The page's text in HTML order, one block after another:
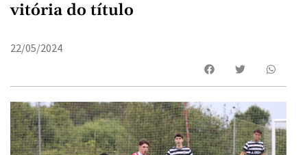
vitória do título
22/05/2024